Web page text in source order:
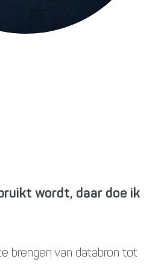
wordt, daar doe ik
brengen van databron tot